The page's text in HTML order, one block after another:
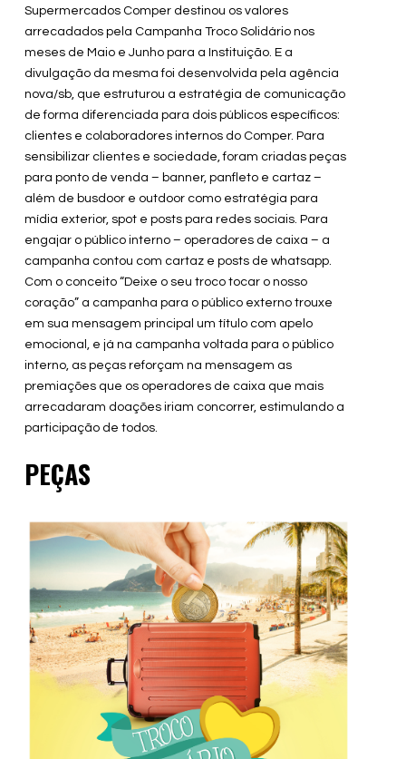
Supermercados Comper destinou os valores
arrecadados pela Campanha Troco Solidário nos
meses de Maio e Junho para a Instituição. E a
divulgação da mesma foi desenvolvida pela agência
nova/sb, que estruturou a estratégia de comunicação
de forma diferenciada para dois públicos específicos:
clientes e colaboradores internos do Comper. Para
sensibilizar clientes e sociedade, foram criadas peças
para ponto de venda – banner, panfleto e cartaz –
além de busdoor e outdoor como estratégia para
mídia exterior, spot e posts para redes sociais. Para
engajar o público interno – operadores de caixa – a
campanha contou com cartaz e posts de whatsapp.
Com o conceito “Deixe o seu troco tocar o nosso
coração” a campanha para o público externo trouxe
em sua mensagem principal um título com apelo
emocional, e já na campanha voltada para o público
interno, as peças reforçam na mensagem as
premiações que os operadores de caixa que mais
arrecadaram doações iriam concorrer, estimulando a
participação de todos.
PEÇAS